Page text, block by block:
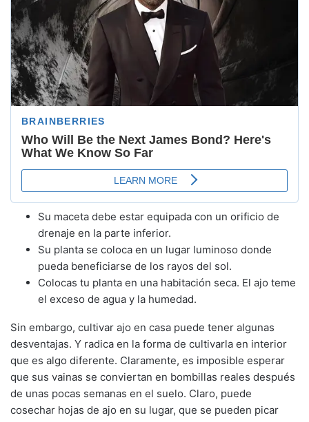
Su maceta debe estar equipada con un orificio de
drenaje en la parte inferior.
Su planta se coloca en un lugar luminoso donde
pueda beneficiarse de los rayos del sol.
Colocas tu planta en una habitación seca. El ajo teme
el exceso de agua y la humedad.
Sin embargo, cultivar ajo en casa puede tener algunas
desventajas. Y radica en la forma de cultivarla en interior
que es algo diferente. Claramente, es imposible esperar
que sus vainas se conviertan en bombillas reales después
de unas pocas semanas en el suelo. Claro, puede
cosechar hojas de ajo en su lugar, que se pueden picar